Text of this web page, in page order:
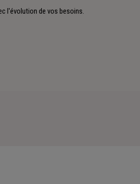
l'évolution de vos besoins.